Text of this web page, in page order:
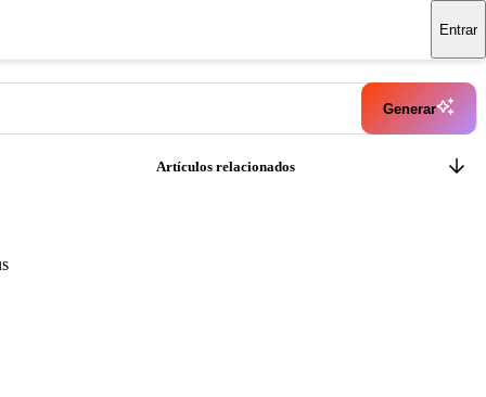
Entrar
Generar
Artículos relacionados